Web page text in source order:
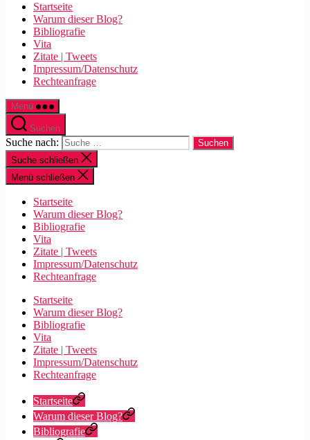
Startseite
Warum dieser Blog?
Bibliografie
Vita
Zitate | Tweets
Impressum/Datenschutz
Rechteanfrage
Menü
Suchen
Suche nach:
Suche schließen
Menü schließen
Startseite
Warum dieser Blog?
Bibliografie
Vita
Zitate | Tweets
Impressum/Datenschutz
Rechteanfrage
Startseite
Warum dieser Blog?
Bibliografie
Vita
Zitate | Tweets
Impressum/Datenschutz
Rechteanfrage
Startseite
Warum dieser Blog?
Bibliografie